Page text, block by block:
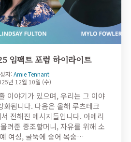
임팩트 포럼 하이라이트
자:Amie Tennant
년 12월 10일 (수)
이야기가 있으며, 우리는 그 이야
화됩니다. 다음은 올해 루츠테크
전해진 메시지들입니다. 아메리
려준 증조할머니, 자유를 위해 소
여성, 굴뚝에 숨어 목숨…